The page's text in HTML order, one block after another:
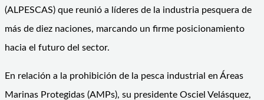
(ALPESCAS) que reunió a líderes de la industria pesquera de
más de diez naciones, marcando un firme posicionamiento
hacia el futuro del sector.
En relación a la prohibición de la pesca industrial en Áreas
Marinas Protegidas (AMPs), su presidente Osciel Velásquez,